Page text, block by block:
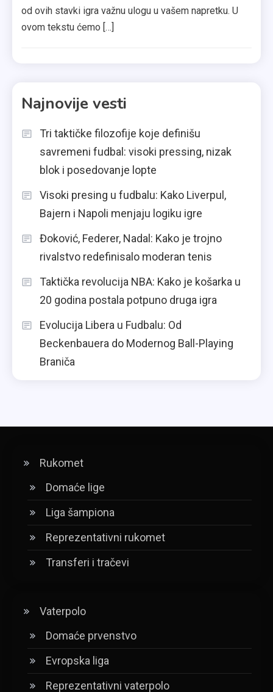
od ovih stavki igra važnu ulogu u vašem napretku. U
ovom tekstu ćemo […]
Najnovije vesti
Tri taktičke filozofije koje definišu
savremeni fudbal: visoki pressing, nizak
blok i posedovanje lopte
Visoki presing u fudbalu: Kako Liverpul,
Bajern i Napoli menjaju logiku igre
Đoković, Federer, Nadal: Kako je trojno
rivalstvo redefinisalo moderan tenis
Taktička revolucija NBA: Kako je košarka u
20 godina postala potpuno druga igra
Evolucija Libera u Fudbalu: Od
Beckenbauera do Modernog Ball-Playing
Braniča
Rukomet
Domaće lige
Liga šampiona
Reprezentativni rukomet
Transferi i tračevi
Vaterpolo
Domaće prvenstvo
Evropska liga
Reprezentativni vaterpolo